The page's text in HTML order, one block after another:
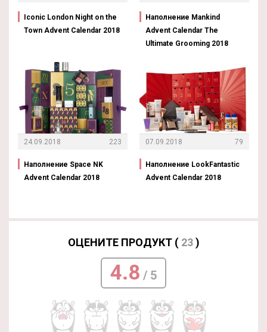
Iconic London Night on the
Town Advent Calendar 2018
24.09.2018 223
Наполнение Space NK
Advent Calendar 2018
Наполнение Mankind
Advent Calendar The
Ultimate Grooming 2018
07.09.2018 79
Наполнение LookFantastic
Advent Calendar 2018
ОЦЕНИТЕ ПРОДУКТ ( 23)
4.8 / 5